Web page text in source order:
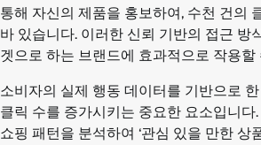
통해 자신의 제품을 홍보하여, 수천 건의
바 있습니다. 이러한 신뢰 기반의 접근 방
겟으로 하는 브랜드에 효과적으로 작용할
소비자의 실제 행동 데이터를 기반으로
클릭 수를 증가시키는 중요한 요소입니다
쇼핑 패턴을 분석하여 ‘관심 있을 만한 상